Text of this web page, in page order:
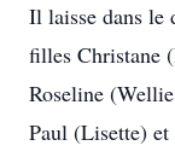
Il laisse dans le
filles Christane
Roseline
Paul (Lisette)